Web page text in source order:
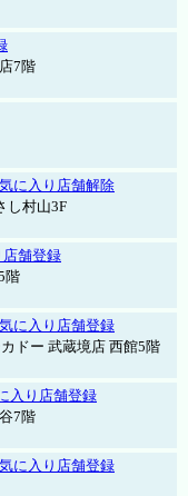
7階
に入り店舗解除
し村山3F
店舗登録
階
に入り店舗登録
ドー 武蔵境店 西館5階
入り店舗登録
7階
に入り店舗登録